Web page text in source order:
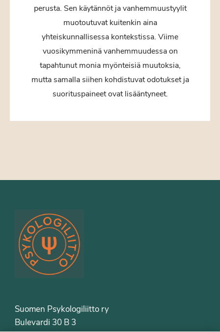
perusta. Sen käytännöt ja vanhemmuustyylit
muotoutuvat kuitenkin aina
yhteiskunnallisessa kontekstissa. Viime
vuosikymmeninä vanhemmuudessa on
tapahtunut monia myönteisiä muutoksia,
mutta samalla siihen kohdistuvat odotukset ja
suorituspaineet ovat lisääntyneet.
Suomen Psykologiliitto ry
Bulevardi 30 B 3